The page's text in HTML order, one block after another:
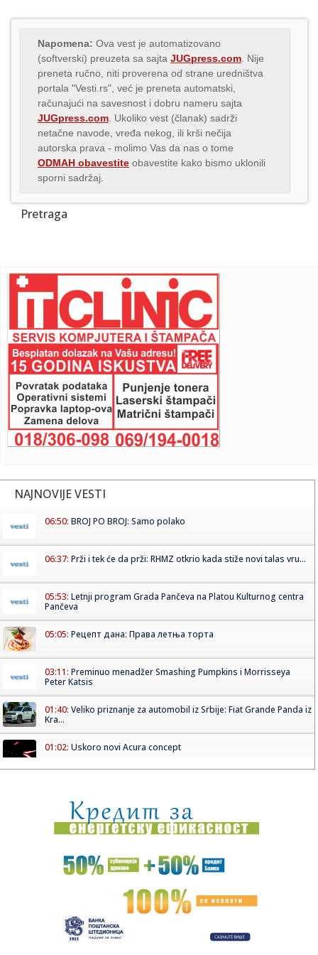
Napomena: Ova vest je automatizovano
(softverski) preuzeta sa sajta JUGpress.com . Nije
preneta ručno, niti proverena od strane uredništva
portala "Vesti.rs", već je preneta automatski,
računajući na savesnost i dobru nameru sajta
JUGpress.com . Ukoliko vest (članak) sadrži
netačne navode, vređa nekog, ili krši nečija
autorska prava - molimo Vas da nas o tome
ODMAH obavestite obavestite kako bismo uklonili
sporni sadržaj.
Pretraga
NAJNOVIJE VESTI
06:50: BROJ PO BROJ: Samo polako
06:37: Prži i tek će da prži: RHMZ otkrio kada stiže novi talas vru...
05:53: Letnji program Grada Pančeva na Platou Kulturnog centra
Pančeva
05:05: Рецепт дана: Права летња торта
03:11: Preminuo menadžer Smashing Pumpkins i Morrisseya
Peter Katsis
01:40: Veliko priznanje za automobil iz Srbije: Fiat Grande Panda iz
Kra...
01:02: Uskoro novi Acura concept
00:32:Velika zamena kontejnera na Zvezdari: Stiglo 177 novih, a
„dža...
00:16:Singapur ima plan za borbu protiv paklenih vrućina: Ovako
hoće ...
Na današnji dan, 8. avgust
00:03:Volkswagen menja poslovnu strategiju u SAD